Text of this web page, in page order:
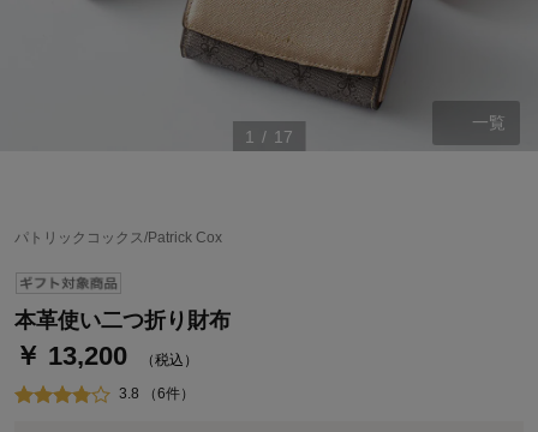
1 / 17
一覧
パトリックコックス/Patrick Cox
本革使い二つ折り財布
￥ 13,200 （税込）
3.8 （6件）
ベルメゾン・ポイントについて
通常商品送料無料 返品引取無料（JCBのみ）
即時入会なら更に500円OFFクーポンプレゼント